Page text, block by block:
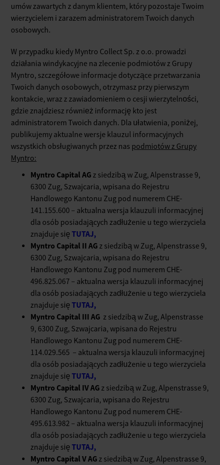
umów zawartych z danym klientem, który pozostaje Twoim
wierzycielem i zarazem administratorem Twoich danych
osobowych.
W przypadku kiedy Myntro Collect Sp. z o.o. prowadzi
działania windykacyjne na zlecenie podmiotów z Grupy
Myntro, szczegółowe informacje dotyczące przetwarzania
Twoich danych osobowych, otrzymasz przy pierwszym
kontakcie, wraz z zawiadomieniem o cesji wierzytelności,
gdzie znajdziesz również informację kto jest
administratorem Twoich danych. Dla ułatwienia, poniżej,
publikujemy aktualne wersje klauzul informacyjnych
wszystkich obsługiwanych przez nas podmiotów z Grupy
Myntro:
Myntro Capital AG z siedzibą w Zug, Alpenstrasse 9,
6300 Zug, Szwajcaria, wpisana do Rejestru
Handlowego Kantonu Zug pod numerem CHE-
141.155.600 – aktualna wersja klauzuli informacyjnej
dla osób posiadających zadłużenie u tego wierzyciela
znajduje sięTUTAJ,
Myntro Capital II AG z siedzibą w Zug, Alpenstrasse 9,
6300 Zug, Szwajcaria, wpisana do Rejestru
Handlowego Kantonu Zug pod numerem CHE-
496.825.067 – aktualna wersja klauzuli informacyjnej
dla osób posiadających zadłużenie u tego wierzyciela
znajduje sięTUTAJ,
Myntro Capital III AG z siedzibą w Zug, Alpenstrasse
9, 6300 Zug, Szwajcaria, wpisana do Rejestru
Handlowego Kantonu Zug pod numerem CHE-
114.029.565 – aktualna wersja klauzuli informacyjnej
dla osób posiadających zadłużenie u tego wierzyciela
znajduje sięTUTAJ,
Myntro Capital IV AG z siedzibą w Zug, Alpenstrasse 9,
6300 Zug, Szwajcaria, wpisana do Rejestru
Handlowego Kantonu Zug pod numerem CHE-
495.613.982 – aktualna wersja klauzuli informacyjnej
dla osób posiadających zadłużenie u tego wierzyciela
znajduje sięTUTAJ,
Myntro Capital V AGz siedzibą w Zug, Alpenstrasse 9,